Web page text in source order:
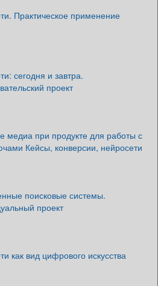
Практическое применение
сегодня и завтра.
проект
медиа при продукте для работы с
Кейсы, конверсии, нейросети
поисковые системы.
проект
как вид цифрового искусства